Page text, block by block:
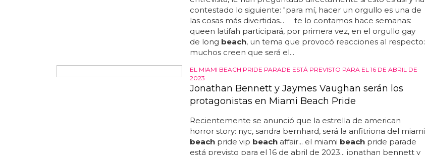
de sus días... esperamos que ella se pronuncie, lo que está
claro es que los homenajes...
ESO SÍ, TOTALMENTE A FAVOR DE LOS GAYS Y LESBIANAS
Queen Latifah asegura que no actuará en el Orgullo
de Long Beach para salir del armario
Toda una declaración de intenciones, que todos podemos
interpretar como queramos, pero que a nuestro parecer
viene a decir "soy lesbiana, pero no te importa, actúo ahí
porque me da la gana y no esperes un speech sobre lo
orgullosa que estoy de ser como soy porque ya lo he
demostrado"... cuando pasas por tanto odio y bullying, no hay
nada mejor que luchar contra eso con amor... 000 dólares fue
en año nuevo, en un club gay de san francisco... en una